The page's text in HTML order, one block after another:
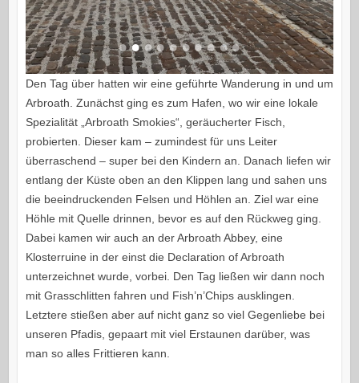
Den Tag über hatten wir eine geführte Wanderung in und um
Arbroath. Zunächst ging es zum Hafen, wo wir eine lokale
Spezialität „Arbroath Smokies“, geräucherter Fisch,
probierten. Dieser kam – zumindest für uns Leiter
überraschend – super bei den Kindern an. Danach liefen wir
entlang der Küste oben an den Klippen lang und sahen uns
die beeindruckenden Felsen und Höhlen an. Ziel war eine
Höhle mit Quelle drinnen, bevor es auf den Rückweg ging.
Dabei kamen wir auch an der Arbroath Abbey, eine
Klosterruine in der einst die Declaration of Arbroath
unterzeichnet wurde, vorbei. Den Tag ließen wir dann noch
mit Grasschlitten fahren und Fish’n’Chips ausklingen.
Letztere stießen aber auf nicht ganz so viel Gegenliebe bei
unseren Pfadis, gepaart mit viel Erstaunen darüber, was
man so alles Frittieren kann.